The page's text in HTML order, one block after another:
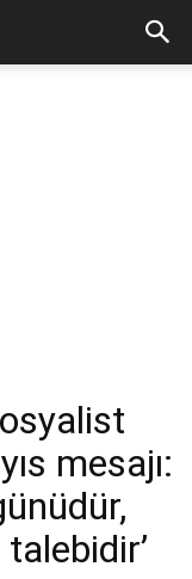
mesajı: